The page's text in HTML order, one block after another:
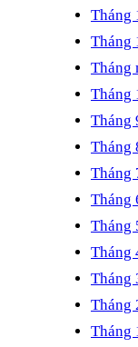
Tháng
Tháng
Tháng
Tháng
Tháng
Tháng
Tháng
Tháng
Tháng
Tháng
Tháng
Tháng
Tháng